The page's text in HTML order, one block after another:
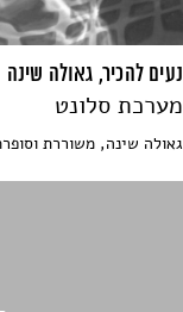
נעים להכיר, גאולה שינה
מערכת סלונט
גאולה שינה, משוררת